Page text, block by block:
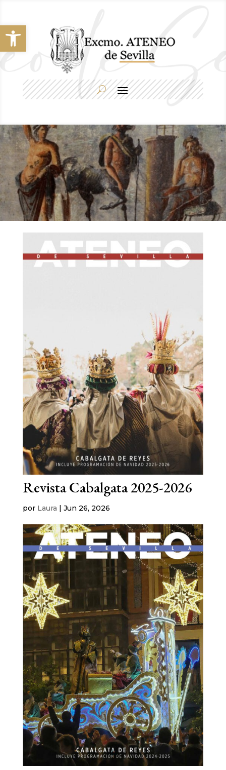
Abrir barra de herramientas
Revista Cabalgata 2025-2026
por Laura Jun 26, 2026